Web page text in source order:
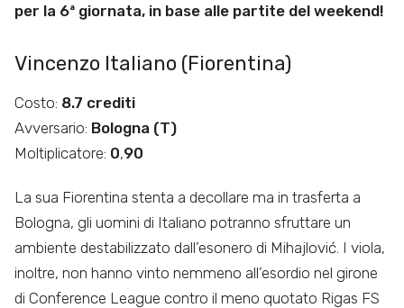
per la 6ª giornata, in base alle partite del weekend!
Vincenzo Italiano (Fiorentina)
Costo: 8.7 crediti
Avversario: Bologna (T)
Moltiplicatore: 0,90
La sua Fiorentina stenta a decollare ma in trasferta a
Bologna, gli uomini di Italiano potranno sfruttare un
ambiente destabilizzato dall’esonero di Mihajlović. I viola,
inoltre, non hanno vinto nemmeno all’esordio nel girone
di Conference League contro il meno quotato Rigas FS